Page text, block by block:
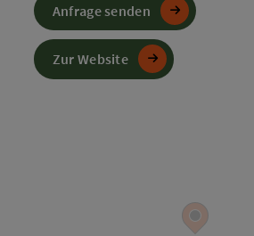
Anfrage senden
Zur Website